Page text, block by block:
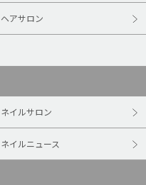
ヘアサロン
ネイルサロン
ネイルニュース